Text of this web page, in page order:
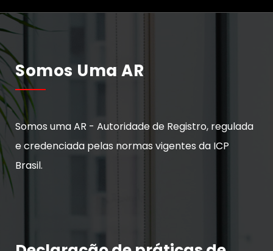
Somos Uma AR
Somos uma AR - Autoridade de Registro, regulada
e credenciada pelas normas vigentes da ICP
Brasil.